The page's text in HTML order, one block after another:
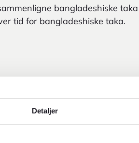
Detaljer
bangladeshiske
tid for bangladeshiske taka.